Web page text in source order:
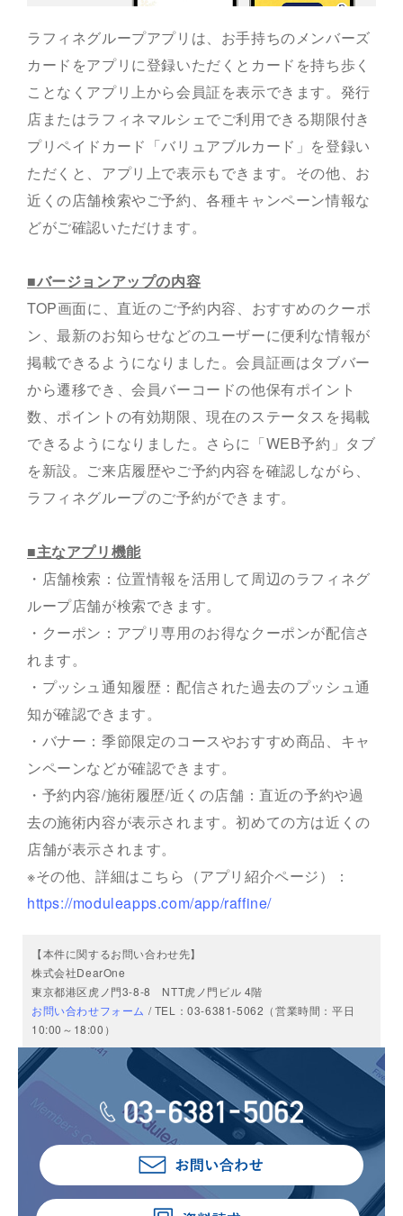
ラフィネグループアプリは、お手持ちのメンバーズ
カードをアプリに登録いただくとカードを持ち歩く
ことなくアプリ上から会員証を表示できます。発行
店またはラフィネマルシェでご利用できる期限付き
プリペイドカード「バリュアブルカード」を登録い
ただくと、アプリ上で表示もできます。その他、お
近くの店舗検索やご予約、各種キャンペーン情報な
どがご確認いただけます。
■バージョンアップの内容
TOP画面に、直近のご予約内容、おすすめのクーポ
ン、最新のお知らせなどのユーザーに便利な情報が
掲載できるようになりました。会員証画はタブバー
から遷移でき、会員バーコードの他保有ポイント
数、ポイントの有効期限、現在のステータスを掲載
できるようになりました。さらに「WEB予約」タブ
を新設。ご来店履歴やご予約内容を確認しながら、
ラフィネグループのご予約ができます。
■主なアプリ機能
・店舗検索：位置情報を活用して周辺のラフィネグ
ループ店舗が検索できます。
・クーポン：アプリ専用のお得なクーポンが配信さ
れます。
・プッシュ通知履歴：配信された過去のプッシュ通
知が確認できます。
・バナー：季節限定のコースやおすすめ商品、キャ
ンペーンなどが確認できます。
・予約内容/施術履歴/近くの店舗：直近の予約や過
去の施術内容が表示されます。初めての方は近くの
店舗が表示されます。
※その他、詳細はこちら（アプリ紹介ページ）：
https://moduleapps.com/app/raffine/
【本件に関するお問い合わせ先】
株式会社DearOne
東京都港区虎ノ門3-8-8 NTT虎ノ門ビル 4階
お問い合わせフォーム / TEL：03-6381-5062（営業時間：平日
10:00～18:00）